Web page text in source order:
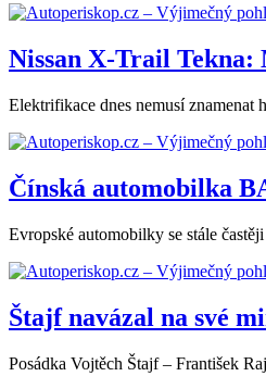
Nissan X-Trail Tekna:
Elektrifikace dnes nemusí znamenat
Čínská automobilka
Evropské automobilky se stále
Štajf navázal na své
Posádka Vojtěch Štajf – František